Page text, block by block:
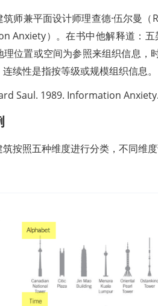
师兼平面设计师理查德·伍尔曼
Anxiety）。在书中他解释道：
位置或空间为参照来组织信息
续性是指按等级或规模组织信息。
Saul. 1989. Information
按照五种维度进行分类，不同维